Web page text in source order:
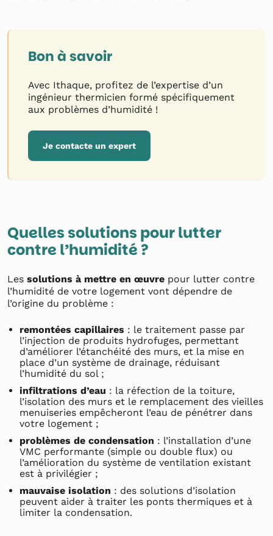
Bon à savoir
Avec Ithaque, profitez de l’expertise d’un
ingénieur thermicien formé spécifiquement
aux problèmes d’humidité !
Je contacte un expert
Quelles solutions pour lutter
contre l’humidité ?
Les solutions à mettre en œuvre pour lutter contre
l’humidité de votre logement vont dépendre de
l’origine du problème :
remontées capillaires : le traitement passe par
l’injection de produits hydrofuges, permettant
d’améliorer l’étanchéité des murs, et la mise en
place d’un système de drainage, réduisant
l’humidité du sol ;
infiltrations d’eau : la réfection de la toiture,
l’isolation des murs et le remplacement des vieilles
menuiseries empêcheront l’eau de pénétrer dans
votre logement ;
problèmes de condensation : l’installation d’une
VMC performante (simple ou double flux) ou
l’amélioration du système de ventilation existant
est à privilégier ;
mauvaise isolation : des solutions d’isolation
peuvent aider à traiter les ponts thermiques et à
limiter la condensation.